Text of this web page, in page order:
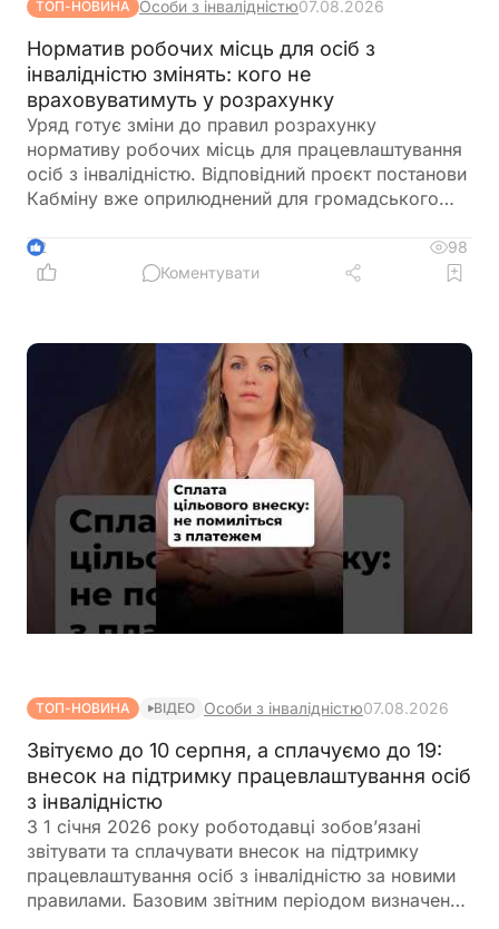
ТОП-НОВИНА Особи з інвалідністю07.08.2026
Норматив робочих місць для осіб з
інвалідністю змінять: кого не
враховуватимуть у розрахунку
Уряд готує зміни до правил розрахунку
нормативу робочих місць для працевлаштування
осіб з інвалідністю. Відповідний проєкт постанови
Кабміну вже оприлюднений для громадського
окремі штатні одиниці під час визначення
середньооблікової чисельності працівників.
активних бойових дій
2
98
Коментувати
ТОП-НОВИНА ВІДЕО Особи з інвалідністю07.08.2026
Звітуємо до 10 серпня, а сплачуємо до 19:
внесок на підтримку працевлаштування осіб
з інвалідністю
З 1 січня 2026 року роботодавці зобов’язані
звітувати та сплачувати внесок на підтримку
працевлаштування осіб з інвалідністю за новими
правилами. Базовим звітним періодом визначено